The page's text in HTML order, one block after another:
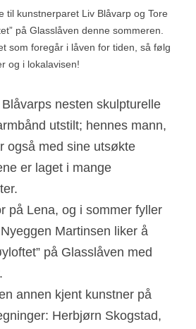
til kunstnerparet Liv Blåvarp og Tore
på Glasslåven denne sommeren.
som foregår i låven for tiden, så følg
og i lokalavisen!
nesten skulpturelle
utstilt; hennes mann,
også med sine utsøkte
er laget i mange
på Lena, og i sommer fyller
Martinsen liker å
på Glasslåven med
annen kjent kunstner på
Herbjørn Skogstad,